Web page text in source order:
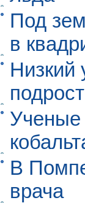
Под
в
Низкий
Ученые
В
врача